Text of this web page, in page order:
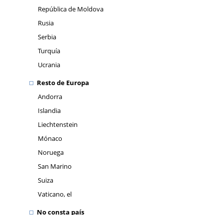
República de Moldova
Rusia
Serbia
Turquía
Ucrania
Resto de Europa
Andorra
Islandia
Liechtenstein
Mónaco
Noruega
San Marino
Suiza
Vaticano, el
No consta país